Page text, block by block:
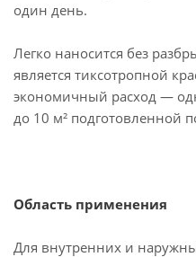
один день.
Легко наносится без
является тиксотропной
экономичный расход —
до 10 м² подготовленной
Область применения
Для внутренних и